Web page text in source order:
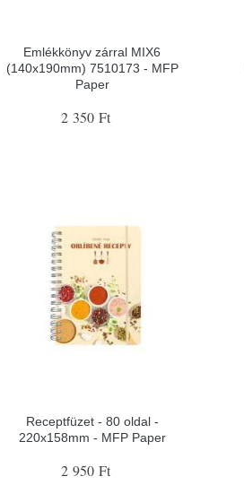
Emlékkönyv zárral MIX6
(140x190mm) 7510173 - MFP
Paper
2 350 Ft
Receptfüzet - 80 oldal -
220x158mm - MFP Paper
2 950 Ft